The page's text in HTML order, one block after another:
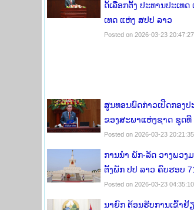
ດ້ເລືອກຕັ້ງ ປະທານປະເທ
ເທດ ແຫ່ງ ສປປ ລາວ
Posted on 2026-03-23 20:47:27
ສູນທອນພົດກ່າວເປີດກອງ
ຂອງສະພາແຫ່ງຊາດ ຊຸດທີ
Posted on 2026-03-23 20:21:35
ການນຳ ພັກ-ລັດ ວາງພວງ
ຕັ້ງພັກ ປປ ລາວ ຄົບຮອບ
Posted on 2026-03-23 04:35:10
ນາຍົກ ຕ້ອນຮັບການເຂົ້າຢ້